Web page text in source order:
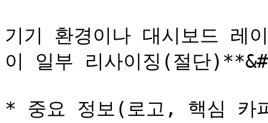
기기 환경이나 대시보드 레
이 일부 리사이징(절단
* 중요 정보(로고, 핵심 카